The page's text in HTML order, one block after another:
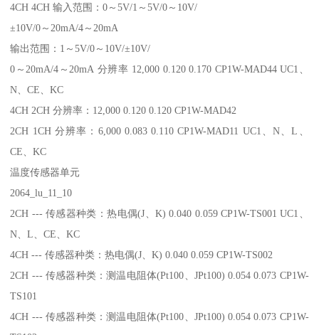
4CH 4CH 输入范围：0～5V/1～5V/0～10V/
±10V/0～20mA/4～20mA
输出范围：1～5V/0～10V/±10V/
0～20mA/4～20mA 分辨率 12,000 0.120 0.170 CP1W-MAD44 UC1、
N、CE、KC
4CH 2CH 分辨率：12,000 0.120 0.120 CP1W-MAD42
2CH 1CH 分辨率：6,000 0.083 0.110 CP1W-MAD11 UC1、N、L、
CE、KC
温度传感器单元
2064_lu_11_10
2CH --- 传感器种类：热电偶(J、K) 0.040 0.059 CP1W-TS001 UC1、
N、L、CE、KC
4CH --- 传感器种类：热电偶(J、K) 0.040 0.059 CP1W-TS002
2CH --- 传感器种类：测温电阻体(Pt100、JPt100) 0.054 0.073 CP1W-
TS101
4CH --- 传感器种类：测温电阻体(Pt100、JPt100) 0.054 0.073 CP1W-